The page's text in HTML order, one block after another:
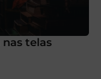
nas telas